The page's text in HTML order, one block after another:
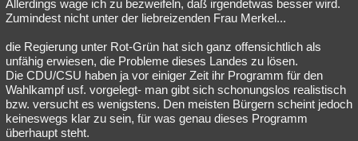
Allerdings wage ich zu bezweifeln, daß irgendetwas besser wird.
Zumindest nicht unter der liebreizenden Frau Merkel...
die Regierung unter Rot-Grün hat sich ganz offensichtlich als
unfähig erwiesen, die Probleme dieses Landes zu lösen.
Die CDU/CSU haben ja vor einiger Zeit ihr Programm für den
Wahlkampf usf. vorgelegt- man gibt sich schonungslos realistisch
bzw. versucht es wenigstens. Den meisten Bürgern scheint jedoch
keineswegs klar zu sein, für was genau dieses Programm
überhaupt steht.